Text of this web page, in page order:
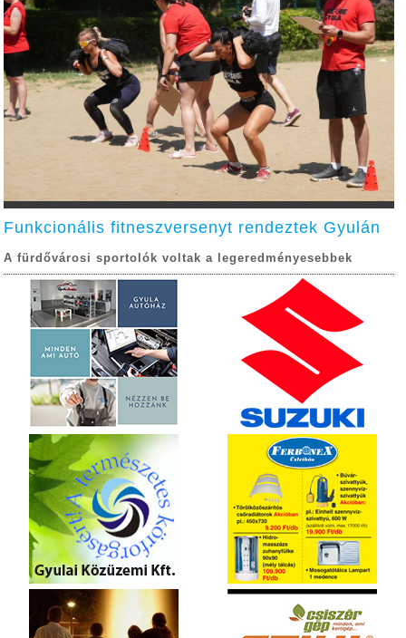
Funkcionális fitneszversenyt rendeztek Gyulán
A fürdővárosi sportolók voltak a legeredményesebbek